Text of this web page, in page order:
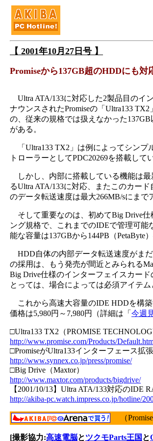
【 2001年10月27日号 】
Promiseから137GB超のHDDにも
Ultra ATA/133に対応した2製品目のイ
ナウンスされたPromiseの「Ultra133
の、従来の規格では扱えなかった
がある。
「Ultra133 TX2」は例によってシンプ
トローラーとしてPDC20269を搭載し
しかし、内部に搭載している機能は最
るUltra ATA/133に対応、またこのカー
のデータ転送速度は最大266MB/sにまで
そして重要なのは、初めてBig Drive仕
ング規格で、これまでのIDEで管理可
能な容量は137GBから144PB（PetaByte
HDD自体の内部データ転送速度がま
の採用は、もう発売が間近とみられる
Big Drive仕様のインターフェイスカー
とっては、場合によっては必須アイテ
これから高速大容量のIDE HDDを構
価格は5,980円～7,980円（詳細は「 今週
□Ultra133 TX2（PROMISE
http://www.promise.com/Products/
□PromiseがUltra133インターフェース拡
http://www.synnex.co.jp/press/promise/
□Big Drive（Maxtor）
http://www.maxtor.com/products/bigdrive/
【2001/10/13】Ultra ATA/133対応の
http://akiba-pc.watch.impress.co.jp/hotline/
（Promise
[撮影協力:高速電脳とツクモParts王国 と